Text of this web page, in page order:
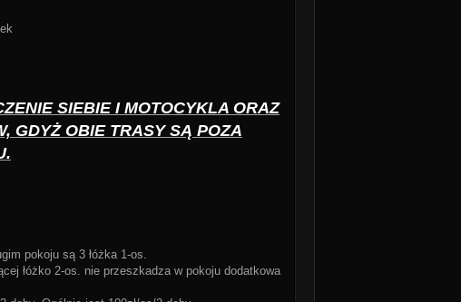
SIEBIE I MOTOCYKLA ORAZ
GDYŻ OBIE TRASY SĄ POZA
pokoju są 3 łóżka 1-os.
łóżko 2-os. nie przeszkadza w pokoju dodatkowa